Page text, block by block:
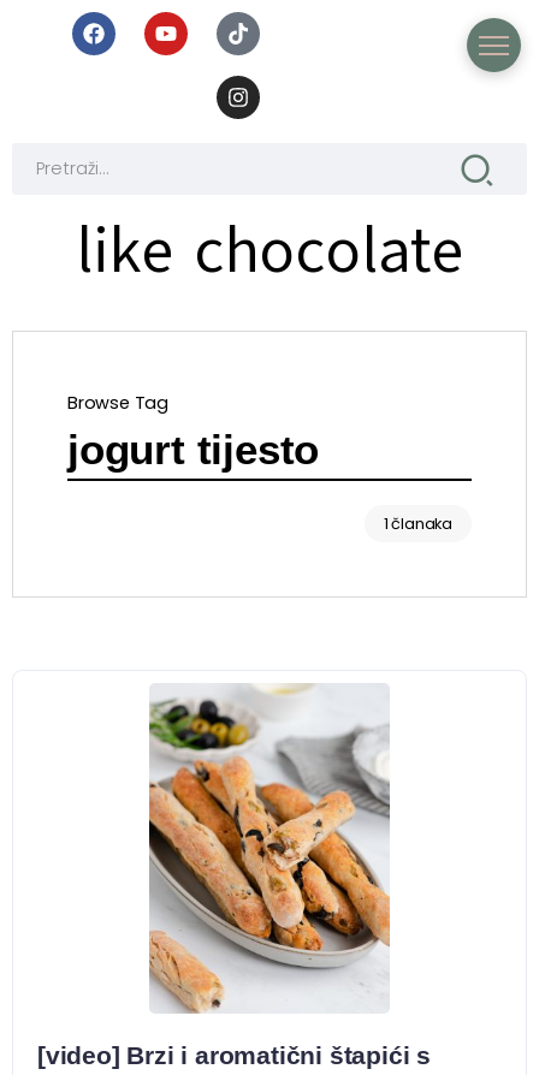
like chocolate
Browse Tag
jogurt tijesto
1 članaka
[video] Brzi i aromatični štapići s